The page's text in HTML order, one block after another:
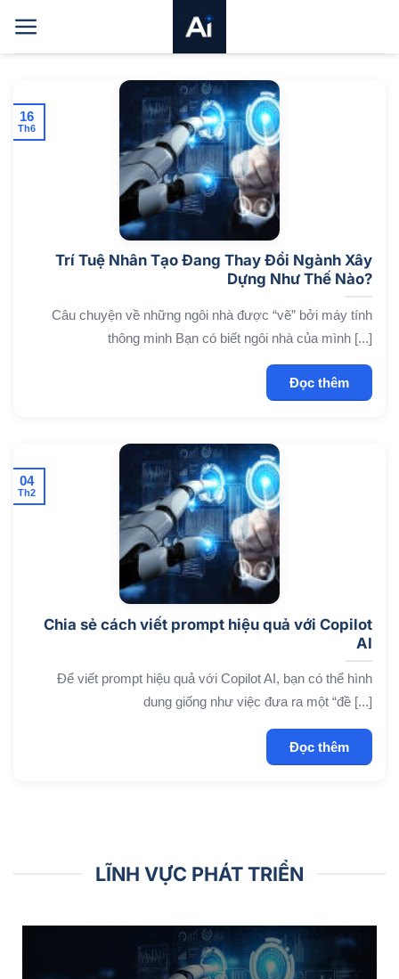
qua
nội
Trí Tuệ Nhân Tạo Đang Thay Đổi Ngành Xây
Dựng Như Thế Nào?
Câu chuyện về những ngôi nhà được “vẽ” bởi máy tính
thông minh Bạn có biết ngôi nhà của mình [...]
Đọc thêm
16
Th6
Chia sẻ cách viết prompt hiệu quả với Copilot
AI
Để viết prompt hiệu quả với Copilot AI, bạn có thể hình
dung giống như việc đưa ra một “đề [...]
Đọc thêm
04
Th2
LĨNH VỰC PHÁT TRIỂN